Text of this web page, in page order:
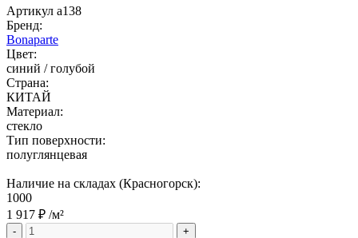
Артикул a138
Бренд:
Bonaparte
Цвет:
синий / голубой
Страна:
КИТАЙ
Материал:
стекло
Тип поверхности:
полуглянцевая
Наличие на складах (Красногорск):
1000
1 917 ₽ /м²
- +